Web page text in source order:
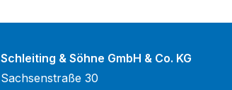
Schleiting & Söhne GmbH & Co. KG
Sachsenstraße 30